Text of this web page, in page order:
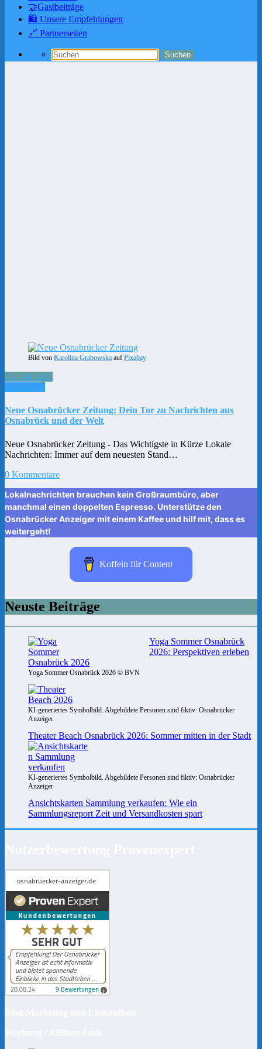
🤝Gastbeiträge
🛍️ Unsere Empfehlungen
🔗 Partnerseiten
Bild von Karolina Grabowska auf Pixabay
25. Juli 2024
Neue Osnabrücker Zeitung: Dein Tor zu Nachrichten aus
Osnabrück und der Welt
Neue Osnabrücker Zeitung - Das Wichtigste in Kürze Lokale
Nachrichten: Immer auf dem neuesten Stand…
0 Kommentare
Lokalnachrichten brauchen kein Großraumbüro, aber
manchmal einen doppelten Espresso. Unterstütze den
Osnabrücker Anzeiger mit einem Kaffee und hilf mit, dass es
weitergeht!
Koffein für Content
Neuste Beiträge
Yoga Sommer Osnabrück 2026 © BVN
Yoga Sommer Osnabrück
2026: Perspektiven erleben
KI-generiertes Symbolbild. Abgebildete Personen sind fiktiv: Osnabrücker
Anzeiger
Theater Beach Osnabrück 2026: Sommer mitten in der Stadt
KI-generiertes Symbolbild. Abgebildete Personen sind fiktiv: Osnabrücker
Anzeiger
Ansichtskarten Sammlung verkaufen: Wie ein
Sammlungsreport Zeit und Versandkosten spart